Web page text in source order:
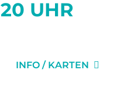
IMPRESSUM
20 UHR
INFO / KARTEN